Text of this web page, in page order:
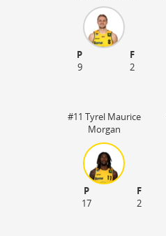
P
F
9
2
#11 Tyrel Maurice
Morgan
P
F
17
2